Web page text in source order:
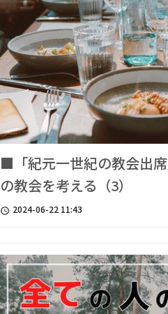
■「紀元一世紀の教会出
の教会を考える（3）
access_time 2024-06-22 11:43